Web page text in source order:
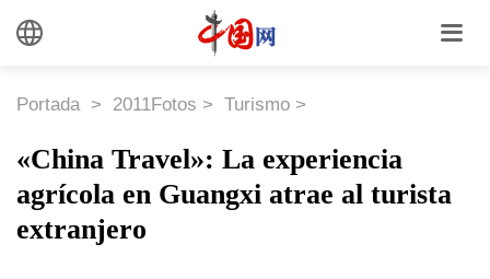
Portada > 2011Fotos > Turismo >
«China Travel»: La experiencia
agrícola en Guangxi atrae al turista
extranjero